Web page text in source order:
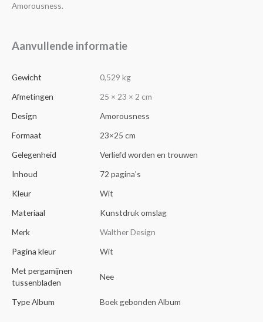
Amorousness.
Aanvullende informatie
Gewicht
0,529 kg
Afmetingen
25 × 23 × 2 cm
Design
Amorousness
Formaat
23×25 cm
Gelegenheid
Verliefd worden en trouwen
Inhoud
72 pagina's
Kleur
Wit
Materiaal
Kunstdruk omslag
Merk
Walther Design
Pagina kleur
Wit
Met pergamijnen
tussenbladen
Nee
Type Album Boek gebonden Album